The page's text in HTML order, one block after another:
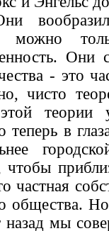
можно
Они
- это
чисто
теории
в
чтобы
частная
общества.
назад мы